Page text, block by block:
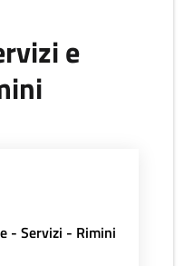
e
- Servizi - Rimini